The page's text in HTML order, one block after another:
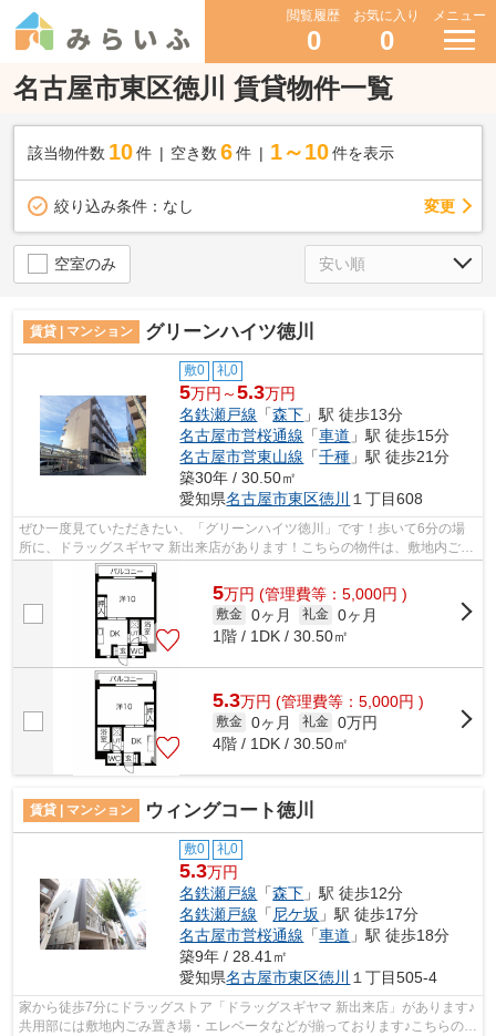
閲覧履歴
0
お気に入り
0
メニュー
名古屋市東区徳川 賃貸物件一覧
該当物件数 10件 空き数 6 件 1～10 件を表示
絞り込み条件： なし 変更
空室のみ
賃貸 | マンション グリーンハイツ徳川
敷0 礼0
5万円～5.3万円
名鉄瀬戸線 「森下 」駅 徒歩13分
名古屋市営桜通線 「車道 」駅 徒歩15分
名古屋市営東山線 「千種 」駅 徒歩21分
築30年 / 30.50㎡
愛知県名古屋市東区徳川 １丁目608
ぜひ一度見ていただきたい、「グリーンハイツ徳川」です！歩いて6分の場
所に、ドラッグスギヤマ 新出来店があります！こちらの物件は、敷地内ごみ
置き場のある物件です！自走式の駐車...
5万円 (管理費等：5,000円 )
敷金 0ヶ月 礼金 0ヶ月
1階 / 1DK / 30.50㎡
5.3万円 (管理費等：5,000円 )
敷金 0ヶ月 礼金 0万円
4階 / 1DK / 30.50㎡
賃貸 | マンション ウィングコート徳川
敷0 礼0
5.3万円
名鉄瀬戸線 「森下 」駅 徒歩12分
名鉄瀬戸線 「 尼ケ坂 」駅 徒歩17分
名古屋市営桜通線 「車道 」駅 徒歩18分
築9年 / 28.41㎡
愛知県名古屋市東区徳川 １丁目505-4
家から徒歩7分にドラッグストア「ドラッグスギヤマ 新出来店」があります♪
共用部には敷地内ごみ置き場・エレベータなどが揃っております♪こちらの物